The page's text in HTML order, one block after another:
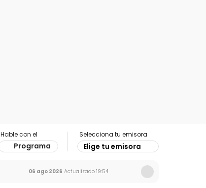
Hable con el
Programa
Selecciona tu emisora
Elige tu emisora
06 ago 2026 Actualizado 19:54